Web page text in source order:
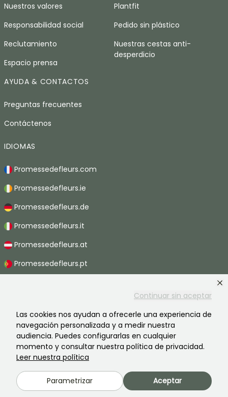
Continuar sin aceptar
Las cookies nos ayudan a ofrecerle una experiencia de
navegación personalizada y a medir nuestra
audiencia. Puedes configurarlas en cualquier
momento y consultar nuestra política de privacidad.
Leer nuestra política
Parametrizar Aceptar
Nuestros valores
Responsabilidad social
Reclutamiento
Espacio prensa
Plantfit
Pedido sin plástico
Nuestras cestas anti-
desperdicio
AYUDA & CONTACTOS
Preguntas frecuentes
Contáctenos
IDIOMAS
Promessedefleurs.com
Promessedefleurs.ie
Promessedefleurs.de
Promessedefleurs.it
Promessedefleurs.at
Promessedefleurs.pt
Promessedefleurs.ch
Información legal
Términos y condiciones
Política de privacidad
Promesse de fleurs, una empresa familiar al servicio de todos los